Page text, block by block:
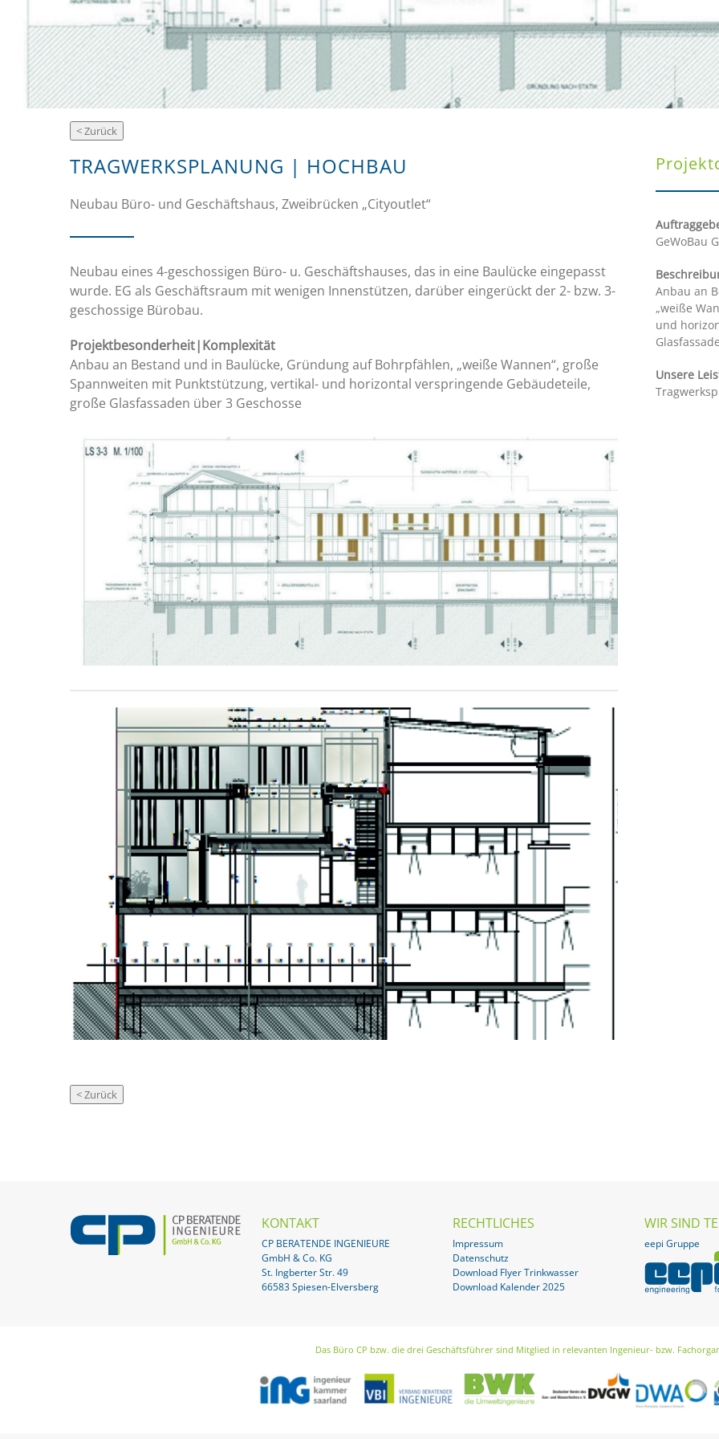
TRAGWERKSPLANUNG | HOCHBAU
Neubau Büro- und Geschäftshaus, Zweibrücken „Cityoutlet“
Neubau eines 4-geschossigen Büro- u. Geschäftshauses, das in eine Baulücke eingepasst
wurde. EG als Geschäftsraum mit wenigen Innenstützen, darüber eingerückt der 2- bzw. 3-
geschossige Bürobau.
Projektbesonderheit|Komplexität
Anbau an Bestand und in Baulücke, Gründung auf Bohrpfählen, „weiße Wannen“, große
Spannweiten mit Punktstützung, vertikal- und horizontal verspringende Gebäudeteile,
große Glasfassaden über 3 Geschosse
GeWoBau
Anbau an
„weiße
und
Unsere
KONTAKT
CP BERATENDE INGENIEURE
GmbH & Co. KG
St. Ingberter Str. 49
66583 Spiesen-Elversberg
RECHTLICHES
Impressum
Datenschutz
Download Flyer Trinkwasser
Download Kalender 2025
WIR SIND
eepi Gruppe
Das Büro CP bzw. die drei Geschäftsführer sind Mitglied in relevanten Ingenieur- bzw.